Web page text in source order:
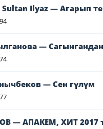
Sultan Ilyaz — Агарып
—
— Сен гүлүм
— АПАКЕМ, ХИТ 2017